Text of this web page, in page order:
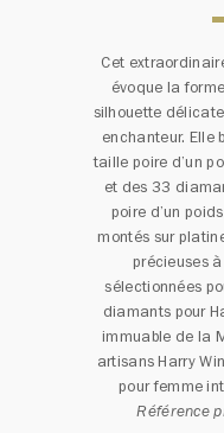
Cet
évoque la
silhouette
enchanteur. Elle
taille poire d’un
et des 33
poire d’un
montés sur
précieuses
sélectionnées
diamants pour
immuable de la
artisans Harry
pour femme
Référence